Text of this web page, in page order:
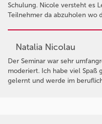
Schulung. Nicole versteht es
Teilnehmer da abzuholen wo
Natalia Nicolau
Der Seminar war sehr
moderiert. Ich habe viel Spaß
gelernt und werde im